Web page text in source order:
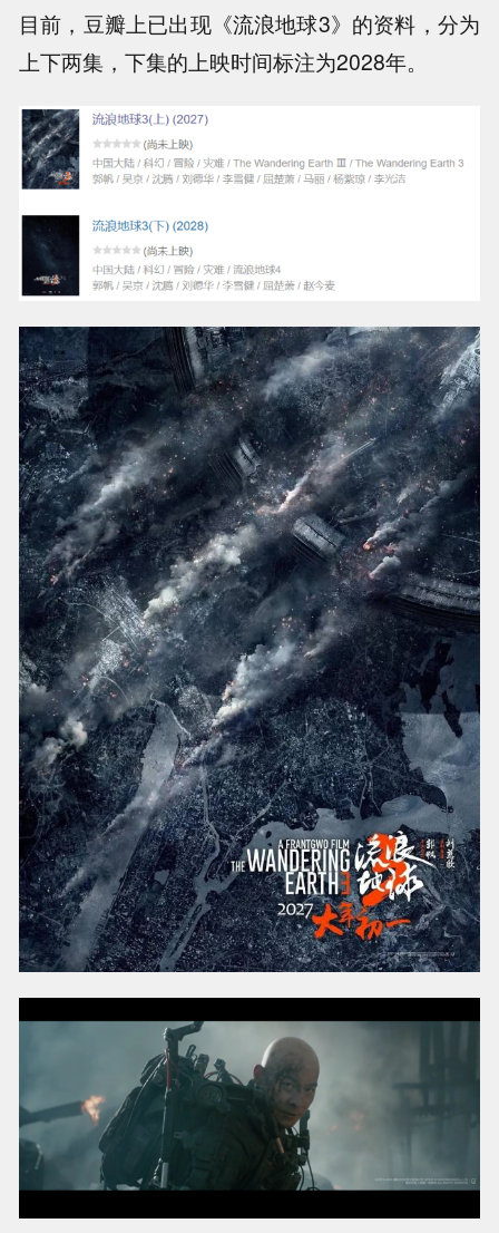
目前，豆瓣上已出现《流浪地球3》的资料，分为
上下两集，下集的上映时间标注为2028年。